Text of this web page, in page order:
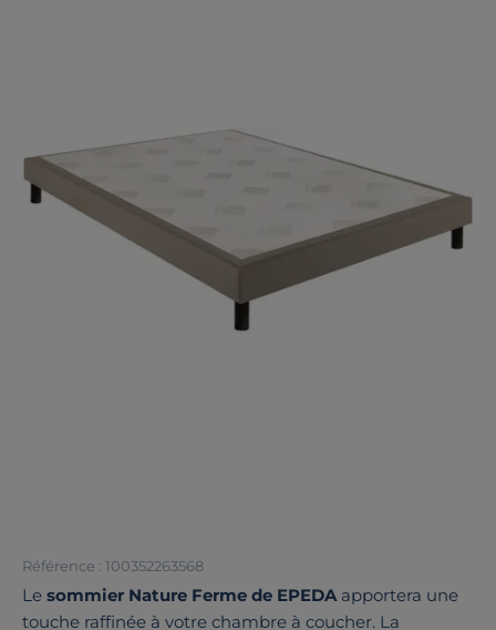
Référence : 100352263568
Le sommier Nature Ferme de EPEDA apportera une
touche raffinée à votre chambre à coucher. La